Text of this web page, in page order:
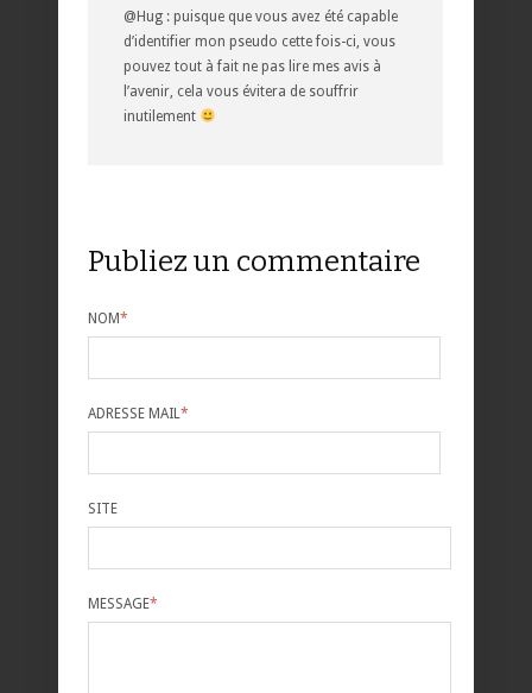
@Hug : puisque que vous avez été capable
d’identifier mon pseudo cette fois-ci, vous
pouvez tout à fait ne pas lire mes avis à
l’avenir, cela vous évitera de souffrir
inutilement
Publiez un commentaire
NOM*
ADRESSE MAIL*
SITE
MESSAGE*